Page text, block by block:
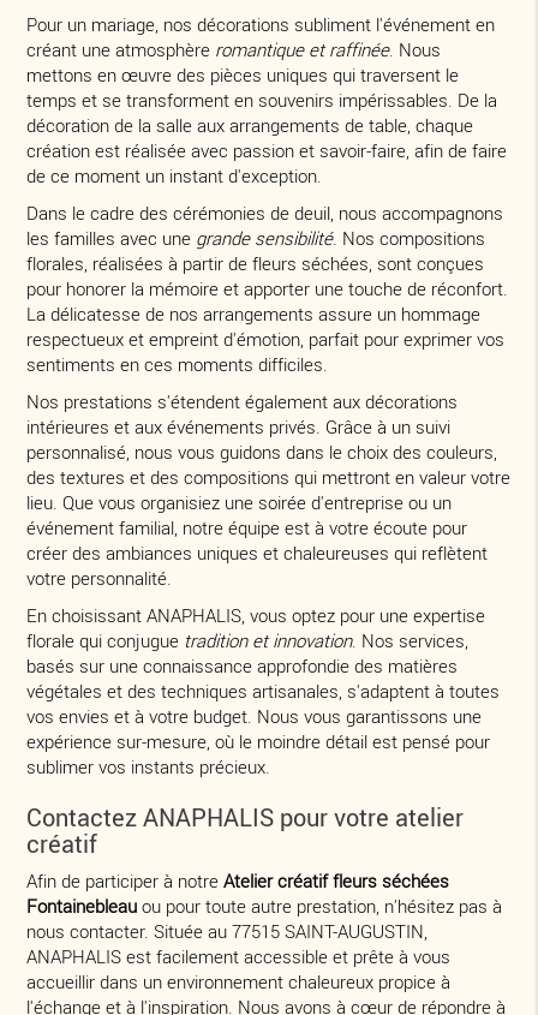
Pour un mariage, nos décorations subliment l'événement en
créant une atmosphère romantique et raffinée. Nous
mettons en œuvre des pièces uniques qui traversent le
temps et se transforment en souvenirs impérissables. De la
décoration de la salle aux arrangements de table, chaque
création est réalisée avec passion et savoir-faire, afin de faire
de ce moment un instant d'exception.
Dans le cadre des cérémonies de deuil, nous accompagnons
les familles avec une grande sensibilité. Nos compositions
florales, réalisées à partir de fleurs séchées, sont conçues
pour honorer la mémoire et apporter une touche de réconfort.
La délicatesse de nos arrangements assure un hommage
respectueux et empreint d'émotion, parfait pour exprimer vos
sentiments en ces moments difficiles.
Nos prestations s'étendent également aux décorations
intérieures et aux événements privés. Grâce à un suivi
personnalisé, nous vous guidons dans le choix des couleurs,
des textures et des compositions qui mettront en valeur votre
lieu. Que vous organisiez une soirée d'entreprise ou un
événement familial, notre équipe est à votre écoute pour
créer des ambiances uniques et chaleureuses qui reflètent
votre personnalité.
En choisissant ANAPHALIS, vous optez pour une expertise
florale qui conjugue tradition et innovation. Nos services,
basés sur une connaissance approfondie des matières
végétales et des techniques artisanales, s'adaptent à toutes
vos envies et à votre budget. Nous vous garantissons une
expérience sur-mesure, où le moindre détail est pensé pour
sublimer vos instants précieux.
Contactez ANAPHALIS pour votre atelier
créatif
Afin de participer à notreAtelier créatif fleurs séchées
Fontainebleau ou pour toute autre prestation, n'hésitez pas à
nous contacter. Située au 77515 SAINT-AUGUSTIN,
ANAPHALIS est facilement accessible et prête à vous
accueillir dans un environnement chaleureux propice à
l'échange et à l'inspiration. Nous avons à cœur de répondre à